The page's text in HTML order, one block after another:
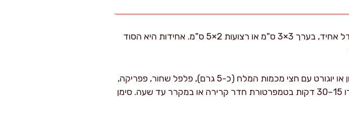
: חתכו את פילה העוף לחתיכות בגודל אחיד, בערך 3×3 ס"מ או רצועות 2×5 ס"מ. אחידות היא הסוד
: בקערה ערבבו ריוויון או יוגורט עם חצי מכמות המלח (כ-5 גרם), פלפל שחור, פפריקה,
אבקת שום וכמון. הוסיפו את העוף, ערבבו היטב, וכסו. השרו 15–30 דקות בטמפרטורת חדר קרירה או במקרר עד שעה. סימן